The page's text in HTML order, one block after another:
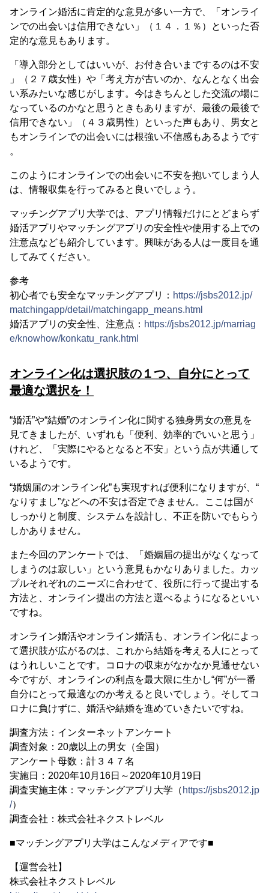
オンライン婚活に肯定的な意見が多い一方で、「オンライ
ンでの出会いは信用できない」（１４．１％）といった否
定的な意見もあります。
「導入部分としてはいいが、お付き合いまでするのは不安
」（２７歳女性）や「考え方が古いのか、なんとなく出会
い系みたいな感じがします。今はきちんとした交流の場に
なっているのかなと思うときもありますが、最後の最後で
信用できない」（４３歳男性）といった声もあり、男女と
もオンラインでの出会いには根強い不信感もあるようです
。
このようにオンラインでの出会いに不安を抱いてしまう人
は、情報収集を行ってみると良いでしょう。
マッチングアプリ大学では、アプリ情報だけにとどまらず
婚活アプリやマッチングアプリの安全性や使用する上での
注意点なども紹介しています。興味がある人は一度目を通
してみてください。
参考
初心者でも安全なマッチングアプリ： https://jsbs2012.jp/
matchingapp/detail/matchingapp_means.html
婚活アプリの安全性、注意点： https://jsbs2012.jp/marriag
e/knowhow/konkatu_rank.html
オンライン化は選択肢の１つ、自分にとって
最適な選択を！
“婚活”や“結婚”のオンライン化に関する独身男女の意見を
見てきましたが、いずれも「便利、効率的でいいと思う」
けれど、「実際にやるとなると不安」という点が共通して
いるようです。
“婚姻届のオンライン化”も実現すれば便利になりますが、“
なりすまし”などへの不安は否定できません。ここは国が
しっかりと制度、システムを設計し、不正を防いでもらう
しかありません。
また今回のアンケートでは、「婚姻届の提出がなくなって
しまうのは寂しい」という意見もかなりありました。カッ
プルそれぞれのニーズに合わせて、役所に行って提出する
方法と、オンライン提出の方法と選べるようになるといい
ですね。
オンライン婚活やオンライン婚活も、オンライン化によっ
て選択肢が広がるのは、これから結婚を考える人にとって
はうれしいことです。コロナの収束がなかなか見通せない
今ですが、オンラインの利点を最大限に生かし“何”が一番
自分にとって最適なのか考えると良いでしょう。そしてコ
ロナに負けずに、婚活や結婚を進めていきたいですね。
調査方法：インターネットアンケート
調査対象：20歳以上の男女（全国）
アンケート母数：計３４７名
実施日：2020年10月16日～2020年10月19日
調査実施主体：マッチングアプリ大学（ https://jsbs2012.jp
/）
調査会社：株式会社ネクストレベル
■マッチングアプリ大学はこんなメディアです■
【運営会社】
株式会社ネクストレベル